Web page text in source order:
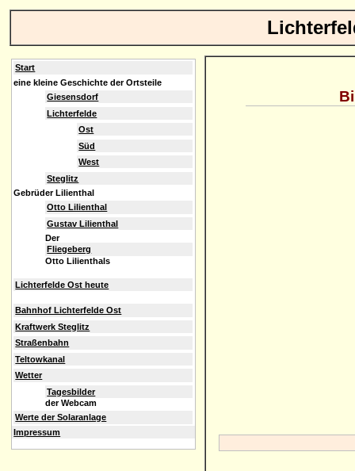
Start
eine kleine Geschichte der Ortsteile
Giesensdorf
Lichterfelde
Ost
Süd
West
Steglitz
Gebrüder Lilienthal
Otto Lilienthal
Gustav Lilienthal
Der
Fliegeberg
Otto Lilienthals
Lichterfelde Ost heute
Bahnhof Lichterfelde Ost
Kraftwerk Steglitz
Straßenbahn
Teltowkanal
Wetter
Tagesbilder
der Webcam
Werte der Solaranlage
Impressum